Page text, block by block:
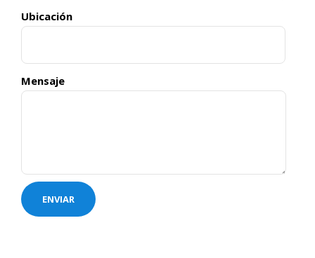
Ubicación
Mensaje